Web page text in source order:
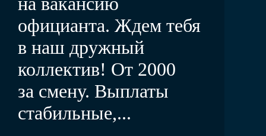
официанта. Ждем тебя
в наш дружный
коллектив! От 2000
за смену. Выплаты
стабильные,...